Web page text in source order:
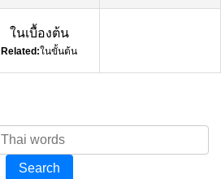
ในเบื้องต้น
Related:ในขั้นต้น
Search